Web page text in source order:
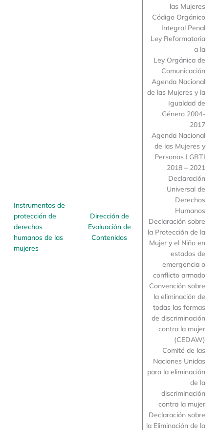
Instrumentos de
protección de
derechos
humanos de las
mujeres
Dirección de
Evaluación de
Contenidos
las Mujeres
Código Orgánico
Integral Penal
Ley Reformatoria
a la
Ley Orgánica de
Comunicación
Agenda Nacional
de las Mujeres y la
Igualdad de
Género 2004-
2017
Agenda Nacional
de las Mujeres y
Personas LGBTI
2018 – 2021
Declaración
Universal de
Derechos
Humanos
Declaración sobre
la Protección de la
Mujer y el Niño en
estados de
emergencia o
conflicto armado
Convención sobre
la eliminación de
todas las formas
de discriminación
contra la mujer
(CEDAW)
Comité de las
Naciones Unidas
para la eliminación
de la
discriminación
contra la mujer
Declaración sobre
la Eliminación de la